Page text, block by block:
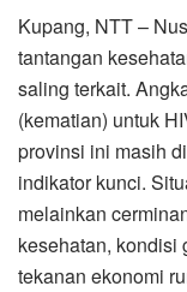
Kupang, NTT –
tantangan
saling terkait.
(kematian) untuk
provinsi ini masih
indikator kunci.
melainkan
kesehatan, kondisi
tekanan ekonomi